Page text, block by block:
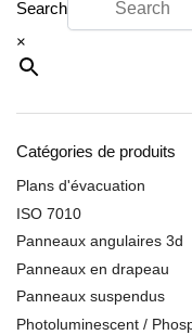
Search
×
Catégories de produits
Plans d'évacuation
ISO 7010
Panneaux angulaires 3d
Panneaux en drapeau
Panneaux suspendus
Photoluminescent /